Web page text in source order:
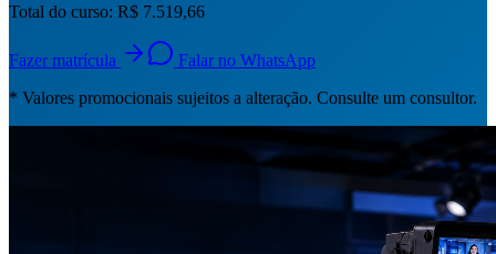
Total do curso: R$ 7.519,66
Fazer matrícula
Falar no WhatsApp
* Valores promocionais sujeitos a alteração. Consulte um consultor.